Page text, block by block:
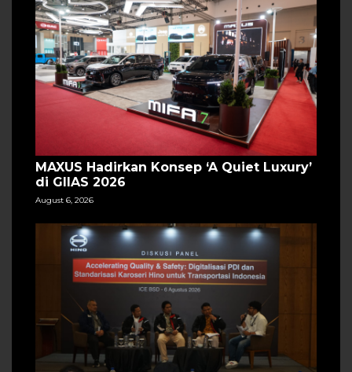
MAXUS Hadirkan Konsep ‘A Quiet Luxury’
di GIIAS 2026
August 6, 2026